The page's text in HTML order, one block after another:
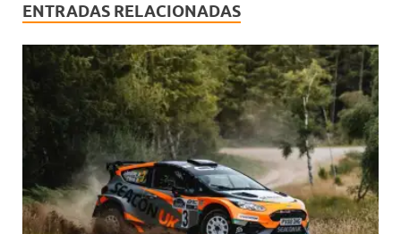
ENTRADAS RELACIONADAS